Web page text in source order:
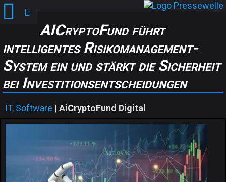
AICryptoFund führt
intelligentes Risikomanagement-
System ein und stärkt die Sicherheit
bei Investitionsentscheidungen
IT, Software | AiCryptoFund Digital